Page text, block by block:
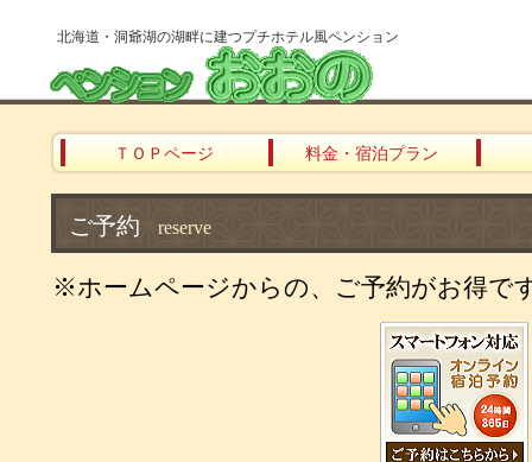
北海道・洞爺湖の湖畔に建つプチホテル風ペンション
ご予約 reserve
※ホームページからの、ご予約がお得で
ＴＯＰページ 料金・宿泊プラン